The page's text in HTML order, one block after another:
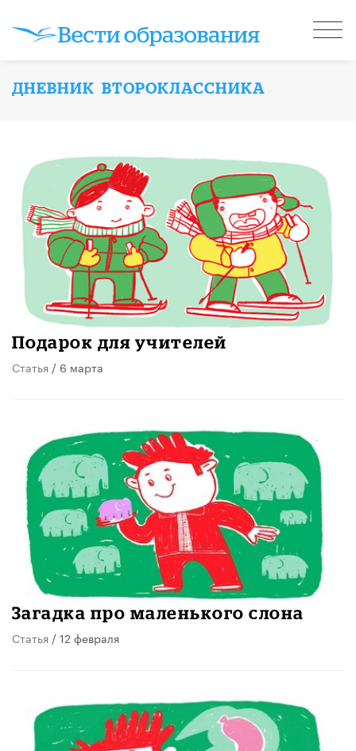
ДНЕВНИК ВТОРОКЛАССНИКА
Подарок для учителей
Статья / 6 марта
Загадка про маленького слона
Статья / 12 февраля